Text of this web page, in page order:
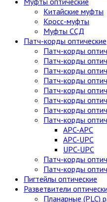
Китайские муфты
Кросс-муфты
Муфты ССД
Патч-корды оптические
Патч-корды
Патч-корды
Патч-корды
Патч-корды
Патч-корды
Патч-корды
Патч-корды
Патч-корды
APC-APC
APC-UPC
UPC-UPC
Патч-корды
Патч-корды
Пигтейлы оптические
Разветвители
Планарные (PLC)